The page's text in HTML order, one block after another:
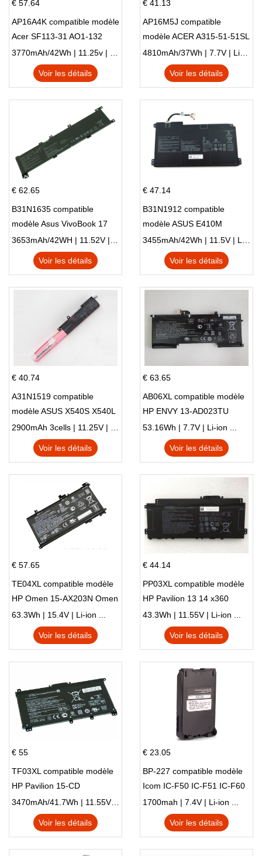
€ 57.64
AP16A4K compatible modèle
Acer SF113-31 AO1-132
NE132
3770mAh/42Wh | 11.25v | Li-ion ...
Voir les détails
€ 41.13
AP16M5J compatible
modèle ACER A315-51-51SL
N17Q1 SERIES
4810mAh/37Wh | 7.7V | Li-ion ...
Voir les détails
€ 62.65
B31N1635 compatible
modèle Asus VivoBook 17
X705NC X705UA X705UV
X705UN X705UD
3653mAh/42WH | 11.52V | Li-ion ...
Voir les détails
€ 47.14
B31N1912 compatible
modèle ASUS E410M
E410MA L410MA
3455mAh/42Wh | 11.5V | Li-ion ...
Voir les détails
€ 40.74
A31N1519 compatible
modèle ASUS X540S X540L
X540LA-SI302 X540SA
X540S
2900mAh 3cells | 11.25V | Li-ion ...
Voir les détails
€ 63.65
AB06XL compatible modèle
HP ENVY 13-AD023TU
HSTNN-DB8C 921438-855
TPN-I128
53.16Wh | 7.7V | Li-ion ...
Voir les détails
€ 57.65
TE04XL compatible modèle
HP Omen 15-AX203N Omen
15 Series Pavilion 15 Series
63.3Wh | 15.4V | Li-ion ...
Voir les détails
€ 44.14
PP03XL compatible modèle
HP Pavilion 13 14 x360
L83388-AC1 L83388-421
HSTNN-LB8S M01118-421
M01144-005 13-BB 14-DV
43.3Wh | 11.55V | Li-ion ...
Voir les détails
€ 55
TF03XL compatible modèle
HP Pavilion 15-CD
3470mAh/41.7Wh | 11.55V | Li-ion ...
Voir les détails
€ 23.05
BP-227 compatible modèle
Icom IC-F50 IC-F51 IC-F60
IC-F61 IC-M87
1700mah | 7.4V | Li-ion ...
Voir les détails